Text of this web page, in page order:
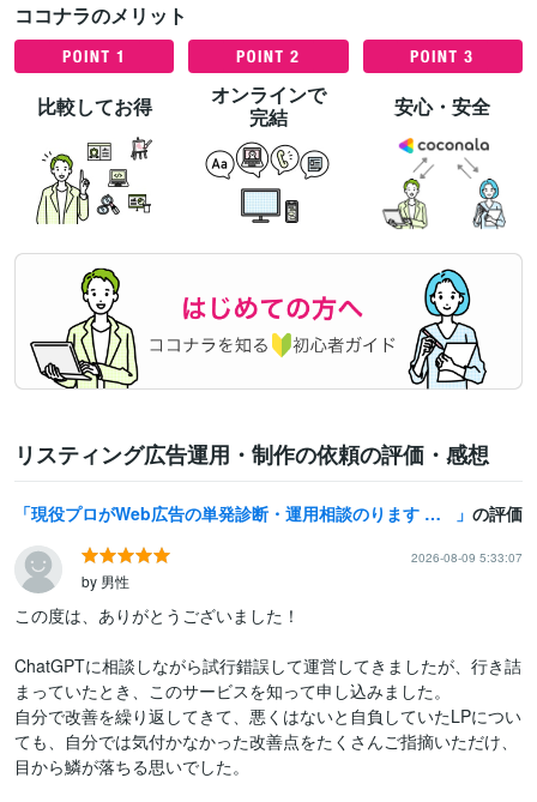
ココナラのメリット
比較してお得
オンラインで
完結
安心・安全
リスティング広告運用・制作の依頼の評価・感想
現役プロがWeb広告の単発診断・運用相談のります 歴7年のプロが事業主視点で売上に直結する改善提案 の評価
2026-08-09 5:33:07
by 男性
この度は、ありがとうございました！
ChatGPTに相談しながら試行錯誤して運営してきましたが、行き詰
まっていたとき、このサービスを知って申し込みました。
自分で改善を繰り返してきて、悪くはないと自負していたLPについ
ても、自分では気付かなかった改善点をたくさんご指摘いただけ、
目から鱗が落ちる思いでした。